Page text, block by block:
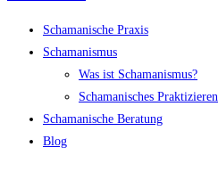
Schamanische Praxis
Schamanismus
Was ist Schamanismus?
Schamanisches Praktizieren
Schamanische Beratung
Blog